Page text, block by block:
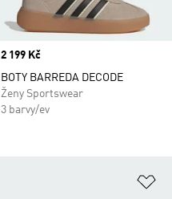
Price
2 199 Kč
BOTY BARREDA DECODE
Ženy Sportswear
3 barvy/ev